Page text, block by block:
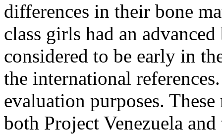
differences in their bone
class girls had an
considered to be early in
the international
evaluation purposes.
both Project Venezuela